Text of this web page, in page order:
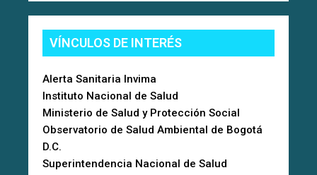
VÍNCULOS DE INTERÉS
Alerta Sanitaria Invima
Instituto Nacional de Salud
Ministerio de Salud y Protección Social
Observatorio de Salud Ambiental de Bogotá
D.C.
Superintendencia Nacional de Salud